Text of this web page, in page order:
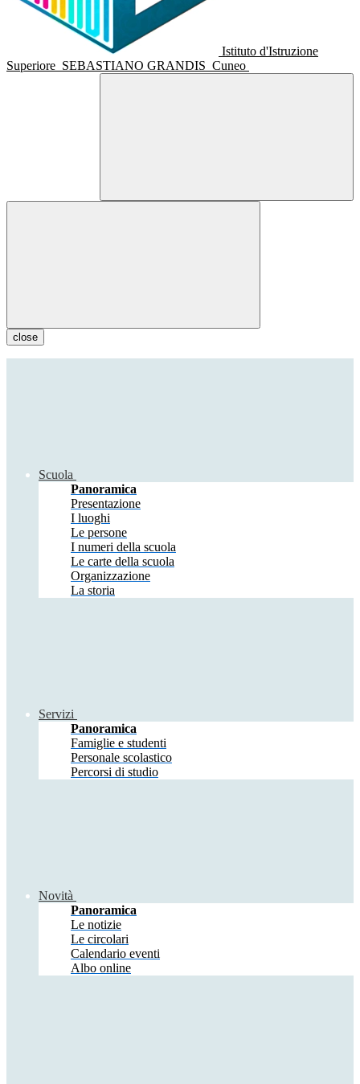
Istituto d'Istruzione
Superiore SEBASTIANO GRANDIS Cuneo
close
Scuola
Panoramica
Presentazione
I luoghi
Le persone
I numeri della scuola
Le carte della scuola
Organizzazione
La storia
Servizi
Panoramica
Famiglie e studenti
Personale scolastico
Percorsi di studio
Novità
Panoramica
Le notizie
Le circolari
Calendario eventi
Albo online